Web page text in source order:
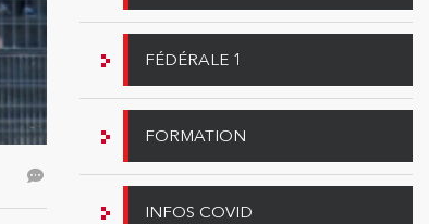
FÉDÉRALE 1
FORMATION
INFOS COVID